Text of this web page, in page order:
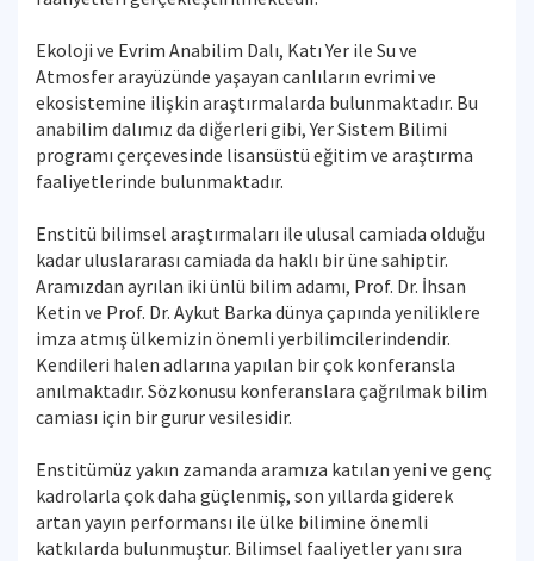
Ekoloji ve Evrim Anabilim Dalı, Katı Yer ile Su ve
Atmosfer arayüzünde yaşayan canlıların evrimi ve
ekosistemine ilişkin araştırmalarda bulunmaktadır. Bu
anabilim dalımız da diğerleri gibi, Yer Sistem Bilimi
programı çerçevesinde lisansüstü eğitim ve araştırma
faaliyetlerinde bulunmaktadır.
Enstitü bilimsel araştırmaları ile ulusal camiada olduğu
kadar uluslararası camiada da haklı bir üne sahiptir.
Aramızdan ayrılan iki ünlü bilim adamı, Prof. Dr. İhsan
Ketin ve Prof. Dr. Aykut Barka dünya çapında yeniliklere
imza atmış ülkemizin önemli yerbilimcilerindendir.
Kendileri halen adlarına yapılan bir çok konferansla
anılmaktadır. Sözkonusu konferanslara çağrılmak bilim
camiası için bir gurur vesilesidir.
Enstitümüz yakın zamanda aramıza katılan yeni ve genç
kadrolarla çok daha güçlenmiş, son yıllarda giderek
artan yayın performansı ile ülke bilimine önemli
katkılarda bulunmuştur. Bilimsel faaliyetler yanı sıra